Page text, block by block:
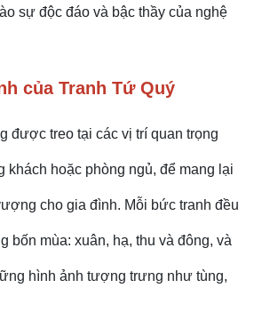
sự độc đáo và bậc thầy của nghệ
của Tranh Tứ Quý
được treo tại các vị trí quan trọng
khách hoặc phòng ngủ, để mang lại
cho gia đình. Mỗi bức tranh đều
bốn mùa: xuân, hạ, thu và đông, và
hình ảnh tượng trưng như tùng,